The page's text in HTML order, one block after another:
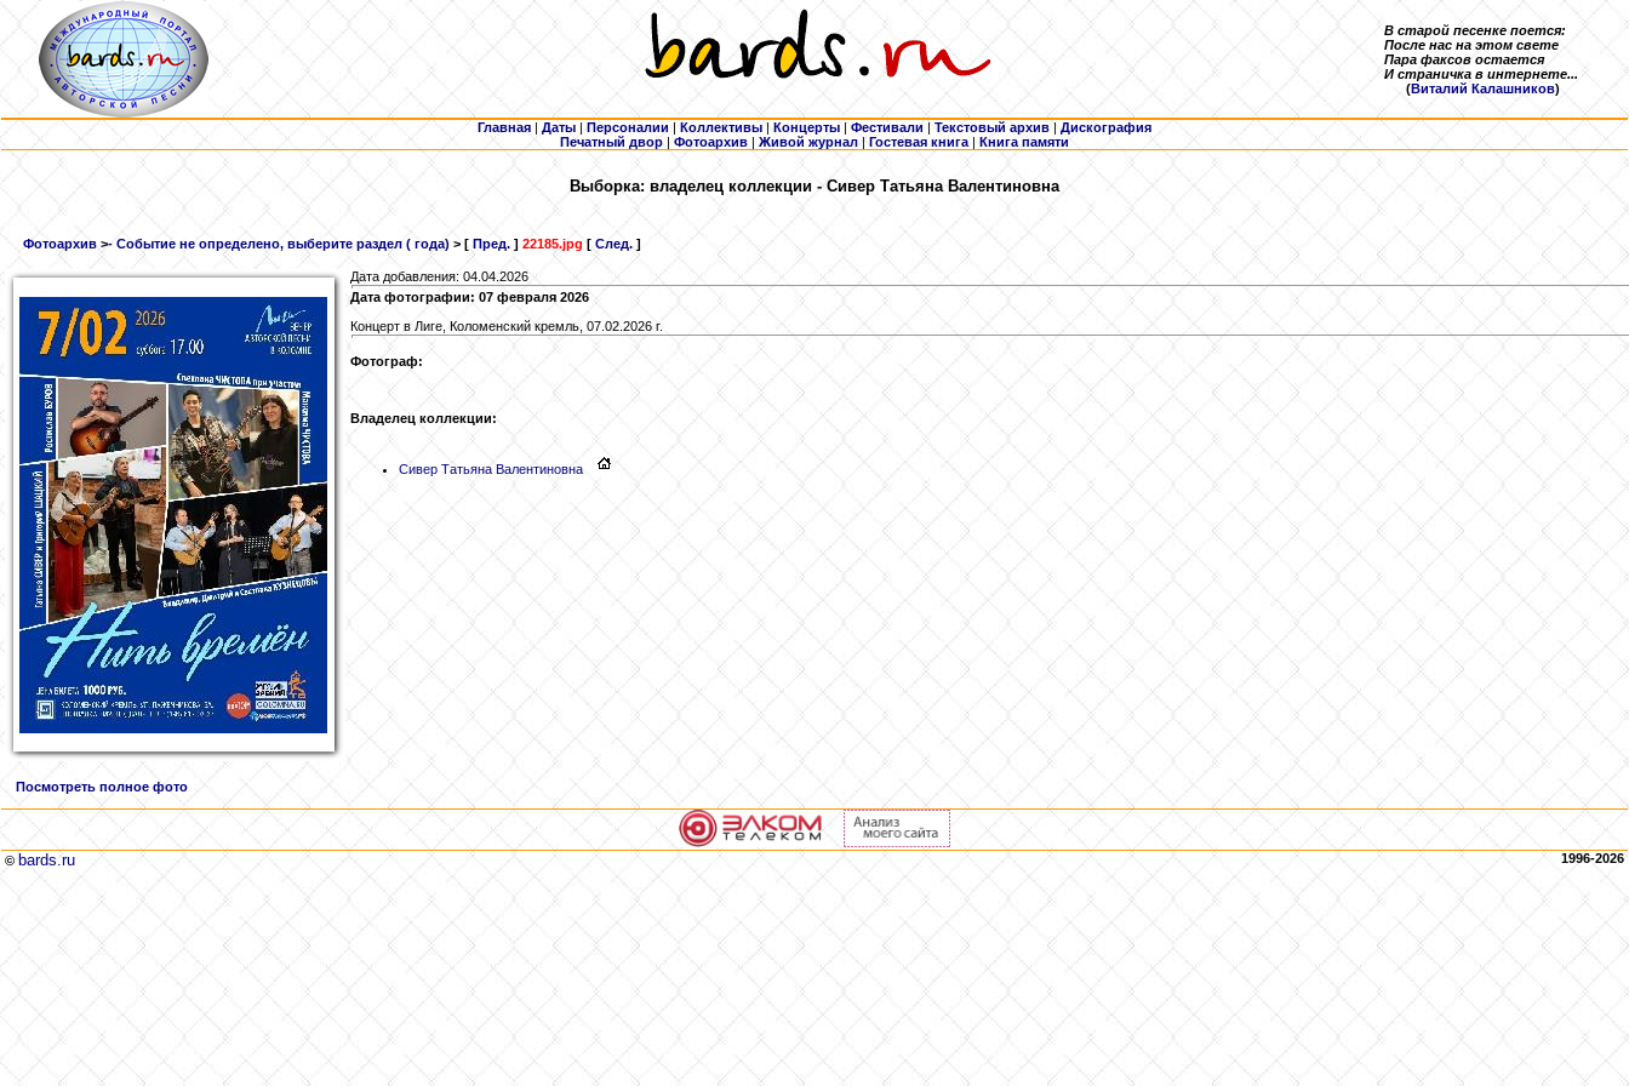
В старой песенке поется:
После нас на этом свете
Пара факсов остается
И страничка в интернете...
(Виталий Калашников)
Главная | Даты | Персоналии | Коллективы | Концерты | Фестивали | Текстовый архив | Дискография
Печатный двор | Фотоархив | Живой журнал |Гостевая книга | Книга памяти
Выборка: владелец коллекции - Сивер Татьяна Валентиновна
Фотоархив >- Событие не определено, выберите раздел ( года) > [ Пред. ] 22185.jpg [ След. ]
Дата добавления: 04.04.2026
Дата фотографии: 07 февраля 2026
Концерт в Лиге, Коломенский кремль, 07.02.2026 г.
Фотограф:
Владелец коллекции:
Сивер Татьяна Валентиновна
Посмотреть полное фото
© bards.ru 1996-2026